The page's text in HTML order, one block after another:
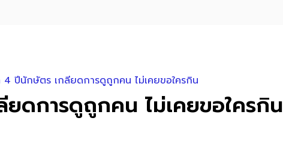
4 ปีนักษัตร เกลียดการดูถูกคน ไม่เคยขอใครกิน
ดการดูถูกคน ไม่เคยขอใครกิน